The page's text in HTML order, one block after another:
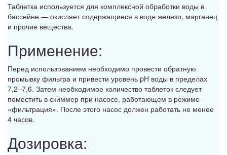
Таблетка используется для комплексной обработки воды в
бассейне — окисляет содержащиеся в воде железо, марганец
и прочие вещества.
Применение:
Перед использованием необходимо провести обратную
промывку фильтра и привести уровень pH воды в пределах
7,2–7,6. Затем необходимое количество таблеток следует
поместить в скиммер при насосе, работающем в режиме
«фильтрация». После этого насос должен работать не менее
4 часов.
Дозировка: